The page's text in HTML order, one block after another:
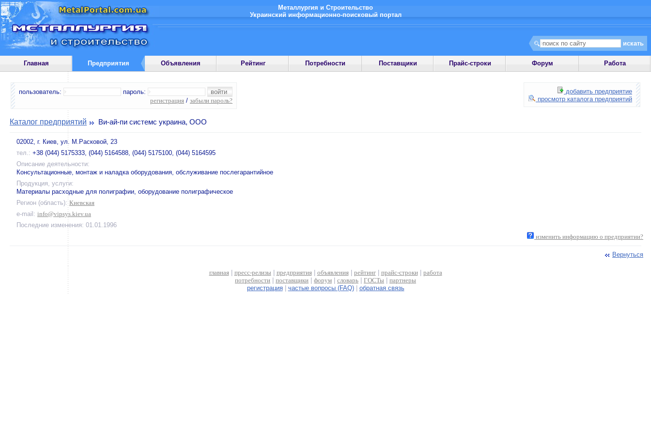
Металлургия и Строительство
Украинский информационно-поисковый портал
Главная Предприятия Объявления Рейтинг Потребности Поставщики Прайс-строки Форум Работа
пользователь:
пароль:
регистрация / забыли пароль?
добавить предприятие
просмотр каталога предприятий
Каталог предприятий Ви-ай-пи системс украина, ООО
02002, г. Киев, ул. М.Расковой, 23
тел.: +38 (044) 5175333, (044) 5164588, (044) 5175100, (044) 5164595
Описание деятельности:
Консультационные, монтаж и наладка оборудования, обслуживание послегарантийное
Продукция, услуги:
Материалы расходные для полиграфии, оборудование полиграфическое
Регион (область): Киевская
e-mail: info@vipsys.kiev.ua
Последние изменения: 01.01.1996
изменить информацию о предприятии?
Вернуться
главная| пресс-релизы предприятия| объявления| рейтинг| прайс-строки| работа
потребности
поставщики форум словарь ГОСТы
партнеры
регистрация| частые вопросы (FAQ)| обратная связь